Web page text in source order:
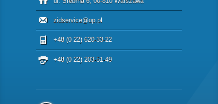
zidservice@op.pl
+48 (0 22) 620-33-22
+48 (0 22) 203-51-49